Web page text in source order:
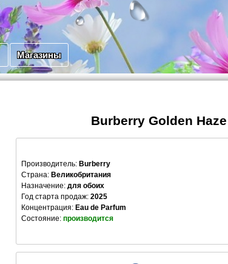
Магазины
Burberry Golden Haze
Производитель: Burberry
Страна: Великобритания
Назначение: для обоих
Год старта продаж: 2025
Концентрация: Eau de Parfum
Состояние: производится